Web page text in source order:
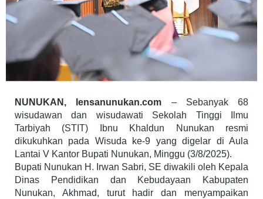
NUNUKAN, lensanunukan.com – Sebanyak 68
wisudawan dan wisudawati Sekolah Tinggi Ilmu
Tarbiyah (STIT) Ibnu Khaldun Nunukan resmi
dikukuhkan pada Wisuda ke-9 yang digelar di Aula
Lantai V Kantor Bupati Nunukan, Minggu (3/8/2025).
Bupati Nunukan H. Irwan Sabri, SE diwakili oleh Kepala
Dinas Pendidikan dan Kebudayaan Kabupaten
Nunukan, Akhmad, turut hadir dan menyampaikan